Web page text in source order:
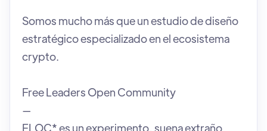
Somos mucho más que un estudio de diseño
estratégico especializado en el ecosistema
crypto.
Free Leaders Open Community
—
FLOC* es un experimento, suena extraño